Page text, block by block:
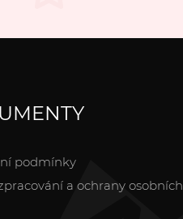
podmínky
a ochrany osobních